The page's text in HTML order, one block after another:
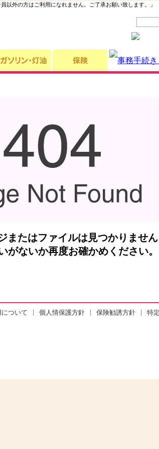
以外の方はご利用になれません。ご了承お願い致します。」
またはファイルは見つかりません
がないか再度お確かめください。
ついて | 個人情保護方針 | 保険勧誘方針 | 特